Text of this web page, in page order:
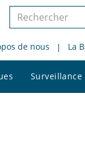
Rechercher
le
site
de nous La